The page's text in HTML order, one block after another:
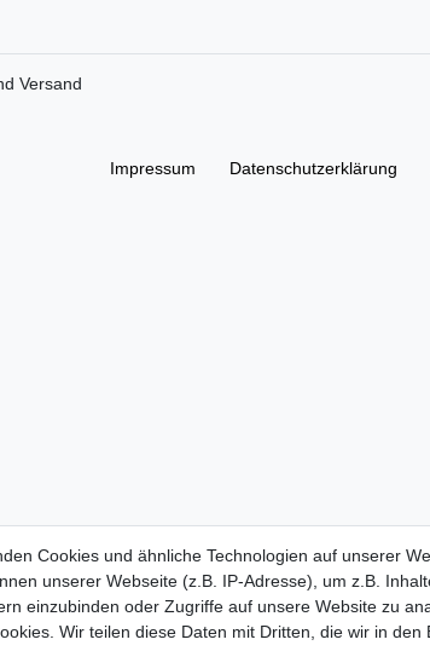
Versand
Impressum Daten­schutz­erklärung
Cookies und ähnliche Technologien auf unserer
unserer Webseite (z.B. IP-Adresse), um z.B.
einzubinden oder Zugriffe auf unsere Website zu
Wir teilen diese Daten mit Dritten, die wir in den